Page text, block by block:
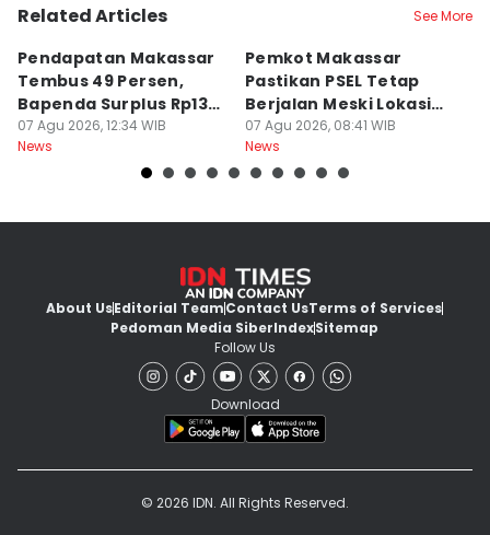
Related Articles See More
Pendapatan Makassar
Tembus 49 Persen,
Bapenda Surplus Rp130
Miliar
07 Agu 2026, 12:34 WIB
News
Pemkot Makassar
Pastikan PSEL Tetap
Berjalan Meski Lokasi
Belum Final
07 Agu 2026, 08:41 WIB
News
About UsEditorial TeamContact UsTerms of Services
Pedoman Media SiberIndexSitemap
Follow Us
Download
© 2026 IDN. All Rights Reserved.